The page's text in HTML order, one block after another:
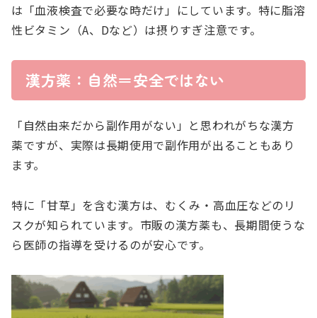
は「血液検査で必要な時だけ」にしています。特に脂溶
性ビタミン（A、Dなど）は摂りすぎ注意です。
漢方薬：自然＝安全ではない
「自然由来だから副作用がない」と思われがちな漢方
薬ですが、実際は長期使用で副作用が出ることもあり
ます。
特に「甘草」を含む漢方は、むくみ・高血圧などのリ
スクが知られています。市販の漢方薬も、長期間使うな
ら医師の指導を受けるのが安心です。